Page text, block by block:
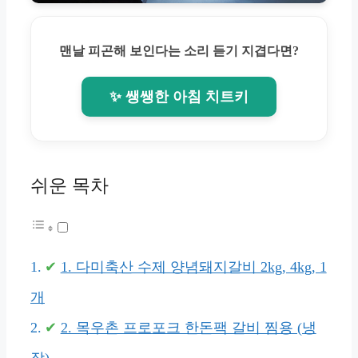
맨날 피곤해 보인다는 소리 듣기 지겹다면?
✨ 쌩쌩한 아침 치트키
쉬운 목차
1. 다미축산 수제 양념돼지갈비 2kg, 4kg, 1
개
2. 목우촌 프로포크 한돈팩 갈비 찜용 (냉